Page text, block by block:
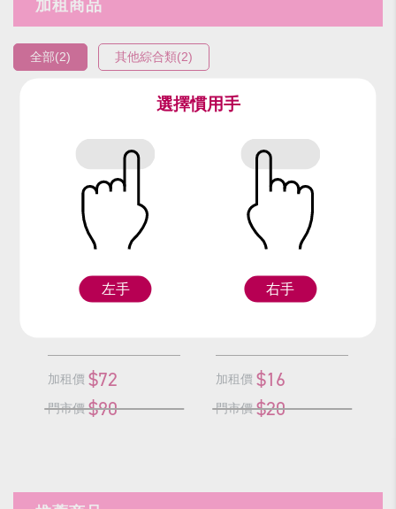
加租商品
全部(2) 其他綜合類(2)
編號：9624
加租價 $72
門市價 $90
編號：9344
加租價 $16
門市價 $20
選擇慣用手
左手 右手